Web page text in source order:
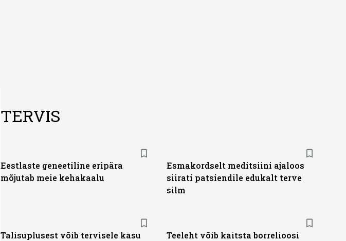
TERVIS
Eestlaste geneetiline eripära
mõjutab meie kehakaalu
Esmakordselt meditsiini ajaloos
siirati patsiendile edukalt terve
silm
Talisuplusest võib tervisele kasu
Teeleht võib kaitsta borrelioosi